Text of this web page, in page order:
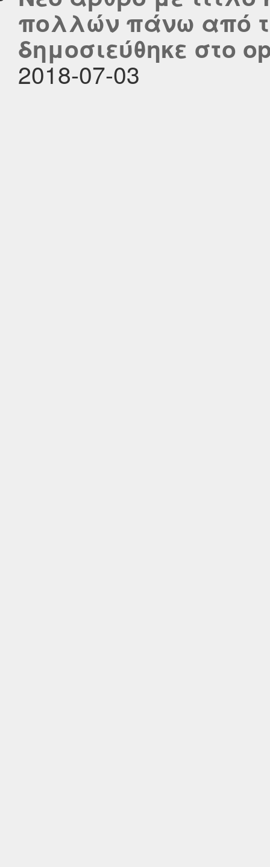
πολλών πάνω από
δημοσιεύθηκε στο
2018-07-03